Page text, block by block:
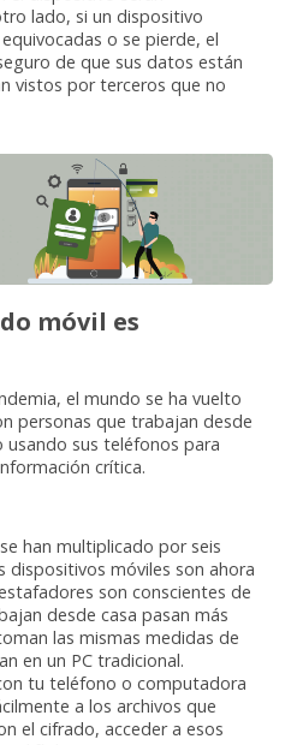
lado, si un dispositivo
o se pierde, el
de que sus datos están
vistos por terceros que no
móvil es
el mundo se ha vuelto
personas que trabajan desde
usando sus teléfonos para
crítica.
han multiplicado por seis
dispositivos móviles son ahora
son conscientes de
desde casa pasan más
las mismas medidas de
en un PC tradicional.
tu teléfono o computadora
a los archivos que
el cifrado, acceder a esos